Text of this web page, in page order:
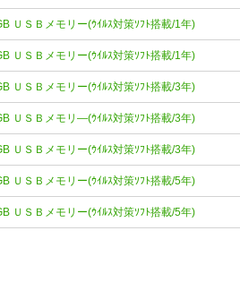
ＵＳＢメモリー(ｳｲﾙｽ対策ｿﾌﾄ搭載/1年)
ＵＳＢメモリー(ｳｲﾙｽ対策ｿﾌﾄ搭載/1年)
ＵＳＢメモリー(ｳｲﾙｽ対策ｿﾌﾄ搭載/3年)
ＵＳＢメモリ―(ｳｲﾙｽ対策ｿﾌﾄ搭載/3年)
ＵＳＢメモリー(ｳｲﾙｽ対策ｿﾌﾄ搭載/3年)
ＵＳＢメモリー(ｳｲﾙｽ対策ｿﾌﾄ搭載/5年)
ＵＳＢメモリー(ｳｲﾙｽ対策ｿﾌﾄ搭載/5年)